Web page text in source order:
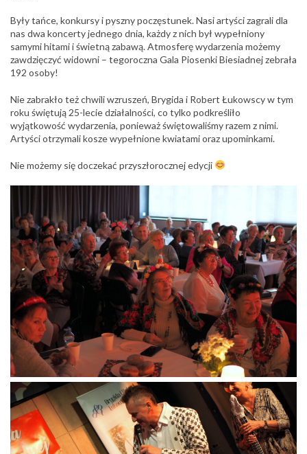
Były tańce, konkursy i pyszny poczęstunek. Nasi artyści zagrali dla
nas dwa koncerty jednego dnia, każdy z nich był wypełniony
samymi hitami i świetną zabawą. Atmosferę wydarzenia możemy
zawdzięczyć widowni – tegoroczna Gala Piosenki Biesiadnej zebrała
192 osoby!
Nie zabrakło też chwili wzruszeń, Brygida i Robert Łukowscy w tym
roku świętują 25-lecie działalności, co tylko podkreśliło
wyjątkowość wydarzenia, ponieważ świętowaliśmy razem z nimi.
Artyści otrzymali kosze wypełnione kwiatami oraz upominkami.
Nie możemy się doczekać przyszłorocznej edycji